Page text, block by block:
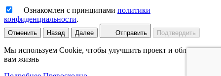
Ознакомлен с принципами политики
конфиденциальности.
Отменить Назад Далее Отправить Подтвердить
Мы используем Cookie, чтобы улучшить проект и облегчить
вам жизнь